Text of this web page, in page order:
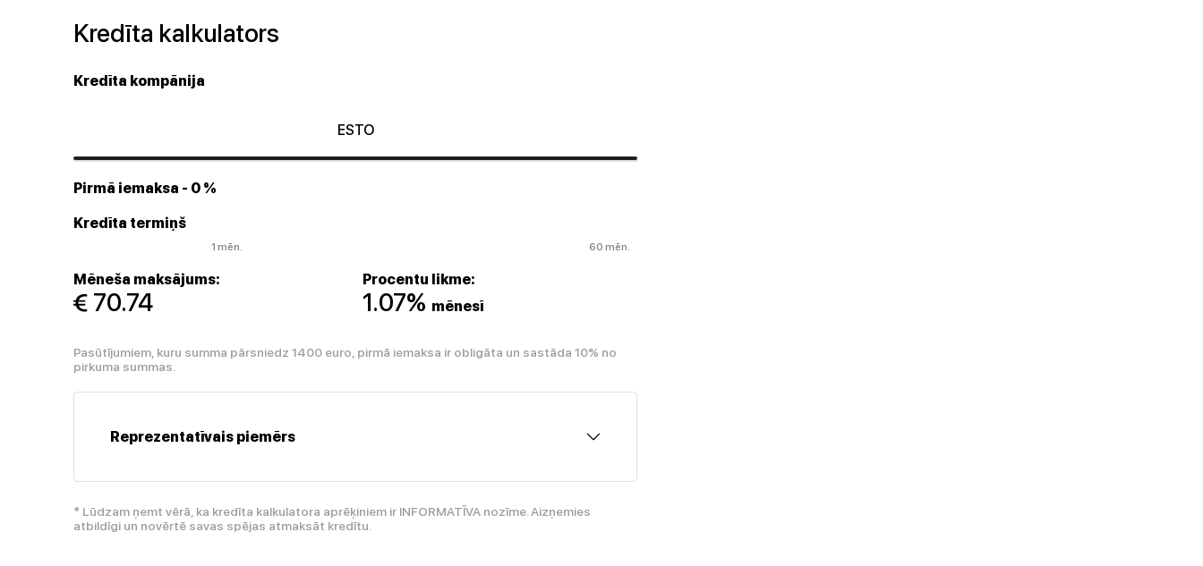
Kredīta kalkulators
Kredīta kompānija
ESTO
Pirmā iemaksa - 0 %
Kredīta termiņš
1 mēn. 60 mēn.
Mēneša maksājums:
70.74
Procentu likme:
1.07% mēnesī
Pasūtījumiem, kuru summa pārsniedz 1400 euro, pirmā iemaksa ir obligāta un sastāda 10% no
pirkuma summas.
Reprezentatīvais piemērs
* Lūdzam ņemt vērā, ka kredīta kalkulatora aprēķiniem ir INFORMATĪVA nozīme. Aizņemies
atbildīgi un novērtē savas spējas atmaksāt kredītu.